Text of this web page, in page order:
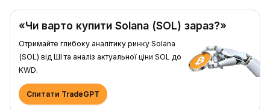
«Чи варто купити Solana (SOL) зараз?»
Отримайте глибоку аналітику ринку Solana
(SOL) від ШІ та аналіз актуальної ціни SOL до
KWD.
Спитати TradeGPT